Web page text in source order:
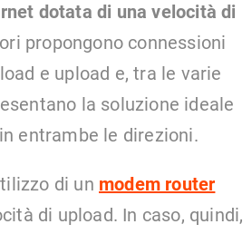
dotata di una velocità di
propongono connessioni
e upload e, tra le varie
la soluzione ideale
entrambe le direzioni.
di un modem router
di upload. In caso, quindi,